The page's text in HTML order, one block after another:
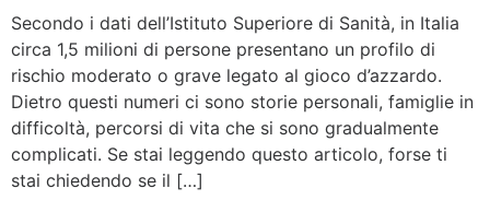
Secondo i dati dell’Istituto Superiore di Sanità, in Italia
circa 1,5 milioni di persone presentano un profilo di
rischio moderato o grave legato al gioco d’azzardo.
Dietro questi numeri ci sono storie personali, famiglie in
difficoltà, percorsi di vita che si sono gradualmente
complicati. Se stai leggendo questo articolo, forse ti
stai chiedendo se il […]